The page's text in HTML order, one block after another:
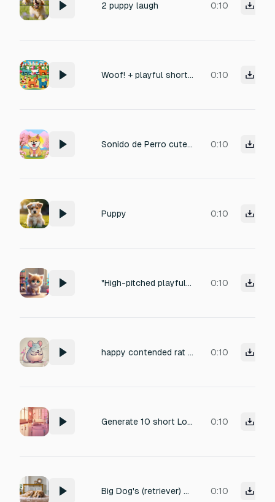
2 puppy laugh 0:10
Woof! + playful short barks (mix of big + small dog tones for variety). 0:10
Sonido de Perro cute, al estilo japones, que está feliz. Cute como tamagotchi sin ruido de fondo, sonido chibi tierno. 0:10
Puppy 0:10
"High-pitched playful meow, quick and cheerful, kitten-like tone." 0:10
happy contended rat is purring and squeaking while being pet 0:10
Generate 10 short LoFi click sounds (<0.5s) for a pet game. Each click plays on tap. With each step (1–10) the sound grows brighter, layered, or melodic, blending with LoFi beats to give a sense of progress toward earning a coin. Stereo, high quality 0:10
Big Dog's (retriever) soft gentle murmurs and subtle whimpers when sleeping , peaceful and quiet, no barking, no snoring, intimate relaxing ambience. 0:10